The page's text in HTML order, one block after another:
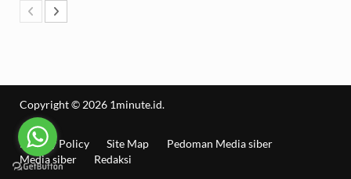
Copyright © 2026 1minute.id.
Privacy Policy Site Map
Pedoman Media siber
Media siber
Redaksi